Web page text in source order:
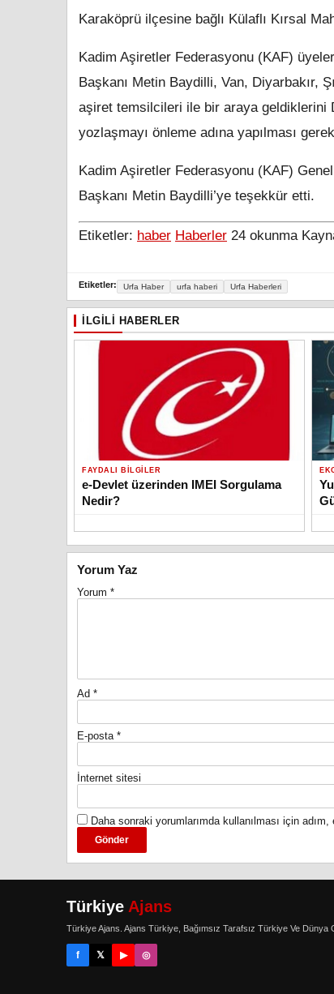
Karaköprü ilçesine bağlı Külaflı Kırsal
Kadim Aşiretler Federasyonu (KAF)
Başkanı Metin Baydilli, Van, Diyarbakır,
aşiret temsilcileri ile bir araya geldiklerini
yozlaşmayı önleme adına yapılması
Kadim Aşiretler Federasyonu (KAF)
Başkanı Metin Baydilli’ye teşekkür etti.
Etiketler: haber Haberler 24 okunma
Etiketler: Urfa Haber urfa haberi Urfa Haberleri
İLGILI HABERLER
FAYDALI BILGILER
e-Devlet üzerinden IMEI Sorgulama
Nedir?
Yorum Yaz
Yorum *
Ad *
E-posta *
İnternet sitesi
Daha sonraki yorumlarımda kullanılması için
Türkiye Ajans
Türkiye Ajans. Ajans Türkiye, Bağımsız Tarafsız Türkiye Ve Dünya
f 𝕏 ▶ ◎